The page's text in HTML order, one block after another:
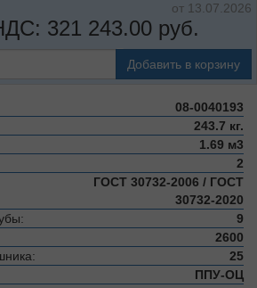
от 13.07.2026
321 243.00 руб.
Добавить в корзину
08-0040193
243.7 кг.
1.69 м3
2
ГОСТ 30732-2006 / ГОСТ
30732-2020
9
2600
25
ППУ-ОЦ